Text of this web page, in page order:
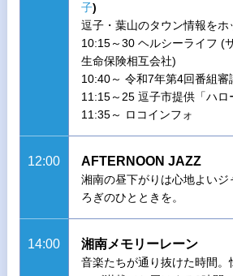
子)
逗子・葉山のタウン情報をホ
10:15～30 ヘルシーライフ (
生命保険相互会社)
10:40～ 令和7年第4回番組審
11:15～25 逗子市提供「ハロ
11:35～ ロコインフォ
12:00 AFTERNOON JAZZ
湘南の昼下がりは心地よいジ
ろぎのひとときを。
14:00 湘南メモリーレーン
音楽たちが通り抜けた時間。